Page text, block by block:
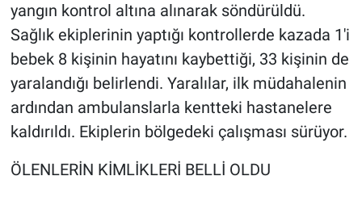
yangın kontrol altına alınarak söndürüldü.
Sağlık ekiplerinin yaptığı kontrollerde kazada 1'i
bebek 8 kişinin hayatını kaybettiği, 33 kişinin de
yaralandığı belirlendi. Yaralılar, ilk müdahalenin
ardından ambulanslarla kentteki hastanelere
kaldırıldı. Ekiplerin bölgedeki çalışması sürüyor.
ÖLENLERİN KİMLİKLERİ BELLİ OLDU